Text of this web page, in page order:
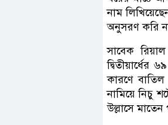
নাম
অনুসরণ করি
সাবেক
কারণে
নামিয়ে নিচু
উল্লাসে